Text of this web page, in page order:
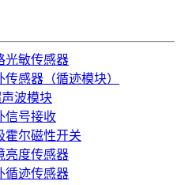
光敏传感器
传感器（循迹模块）
声波模块
信号接收
霍尔磁性开关
亮度传感器
循迹传感器